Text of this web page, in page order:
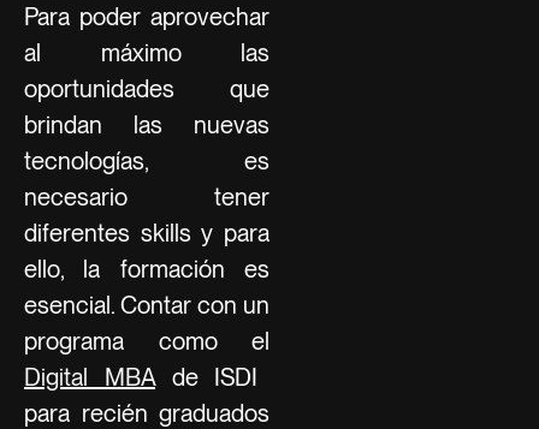
Para poder aprovechar
al máximo las
oportunidades que
brindan las nuevas
tecnologías, es
necesario tener
diferentes skills y para
ello, la formación es
esencial. Contar con un
programa como el
Digital MBAde ISDI
para recién graduados